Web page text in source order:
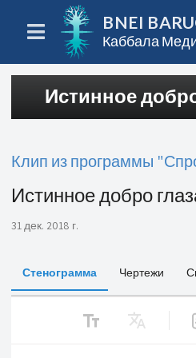
BNEI
Каббала
Истинное
Клип из программы
Истинное добро
31 дек. 2018 г.
Стенограмма Чертежи
text_fields Translate